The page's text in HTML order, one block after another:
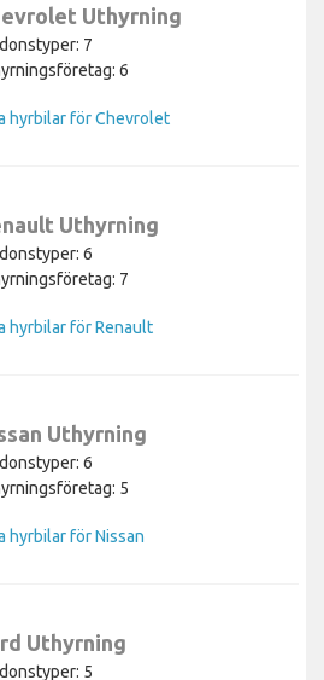
Uthyrning
7
6
hyrbilar för Chevrolet
Uthyrning
6
7
hyrbilar för Renault
Uthyrning
6
5
hyrbilar för Nissan
Uthyrning
5